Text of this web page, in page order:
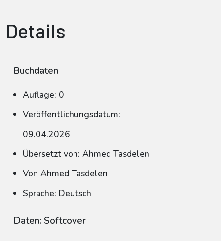
Details
Buchdaten
Auflage: 0
Veröffentlichungsdatum:
09.04.2026
Übersetzt von: Ahmed Tasdelen
Von Ahmed Tasdelen
Sprache: Deutsch
Daten: Softcover